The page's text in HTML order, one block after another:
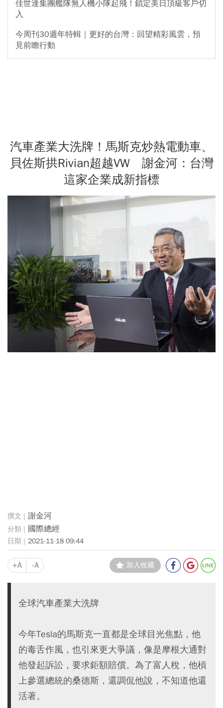
佳世達集團艦隊無人機小隊起飛！鎖定美日頂級客戶切
入
今周刊30週年特輯｜更好的台灣：回望精彩風雲，預
見前瞻行動
汽車產業大洗牌！馬斯克炒熱電動車、
貝佐斯拱Rivian超越VW 謝金河：台灣
這家企業成新指標
謝金河
國際總經
2021-11-18 09:44
+A -A 加入收藏
全球汽車產業大洗牌
今年Tesla的馬斯克一直都是全球目光焦點，他
的毒舌作風，也引來更大爭議，像是摩根大通對
他發起訴訟，要求鉅額賠償。為了富人稅，他槓
上參選總統的桑德斯，還調侃他說，不知道他還
活著。